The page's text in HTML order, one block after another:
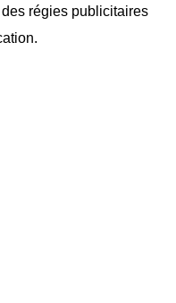
régies publicitaires